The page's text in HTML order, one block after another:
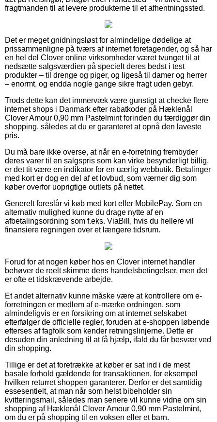
fragtmanden til at levere produkterne til et afhentningssted.
Det er meget gnidningsløst for almindelige dødelige at
prissammenligne på tværs af internet foretagender, og så har
en hel del Clover online virksomheder været tvunget til at
nedsætte salgsværdien på specielt deres bedst i test
produkter – til drenge og piger, og ligeså til damer og herrer
– enormt, og endda nogle gange sikre fragt uden gebyr.
Trods dette kan det immervæk være gunstigt at checke flere
internet shops i Danmark efter rabatkoder på Hæklenål
Clover Amour 0,90 mm Pastelmint forinden du færdiggør din
shopping, således at du er garanteret at opnå den laveste
pris.
Du må bare ikke overse, at når en e-forretning frembyder
deres varer til en salgspris som kan virke besynderligt billig,
er det tit være en indikator for en uærlig webbutik. Betalinger
med kort er dog en del af et lovbud, som værner dig som
køber overfor uoprigtige outlets på nettet.
Generelt foreslår vi køb med kort eller MobilePay. Som en
alternativ mulighed kunne du drage nytte af en
afbetalingsordning som f.eks. ViaBill, hvis du hellere vil
finansiere regningen over et længere tidsrum.
Forud for at nogen køber hos en Clover internet handler
behøver de reelt skimme dens handelsbetingelser, men det
er ofte et tidskrævende arbejde.
Et andet alternativ kunne måske være at kontrollere om e-
forretningen er medlem af e-mærke ordningen, som
almindeligvis er en forsikring om at internet selskabet
efterfølger de officielle regler, foruden at e-shoppen løbende
efterses af fagfolk som kender retningslinjerne. Dette er
desuden din anledning til at få hjælp, ifald du får besvær ved
din shopping.
Tillige er det at foretrække at køber er sat ind i de mest
basale forhold gældende for transaktionen, for eksempel
hvilken returret shoppen garanterer. Derfor er det samtidig
essesentielt, at man når som helst bibeholder sin
kvitteringsmail, således man senere vil kunne vidne om sin
shopping af Hæklenål Clover Amour 0,90 mm Pastelmint,
om du er på shopping til en voksen eller et barn.